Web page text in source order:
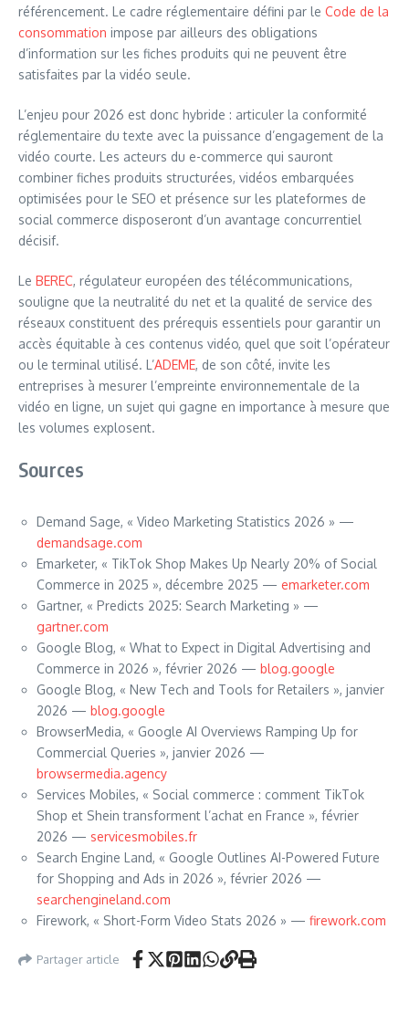
référencement. Le cadre réglementaire défini par le Code de la
consommation impose par ailleurs des obligations
d’information sur les fiches produits qui ne peuvent être
satisfaites par la vidéo seule.
L’enjeu pour 2026 est donc hybride : articuler la conformité
réglementaire du texte avec la puissance d’engagement de la
vidéo courte. Les acteurs du e-commerce qui sauront
combiner fiches produits structurées, vidéos embarquées
optimisées pour le SEO et présence sur les plateformes de
social commerce disposeront d’un avantage concurrentiel
décisif.
Le BEREC, régulateur européen des télécommunications,
souligne que la neutralité du net et la qualité de service des
réseaux constituent des prérequis essentiels pour garantir un
accès équitable à ces contenus vidéo, quel que soit l’opérateur
ou le terminal utilisé. L’ADEME, de son côté, invite les
entreprises à mesurer l’empreinte environnementale de la
vidéo en ligne, un sujet qui gagne en importance à mesure que
les volumes explosent.
Sources
Demand Sage, « Video Marketing Statistics 2026 » —
demandsage.com
Emarketer, « TikTok Shop Makes Up Nearly 20% of Social
Commerce in 2025 », décembre 2025 — emarketer.com
Gartner, « Predicts 2025: Search Marketing » —
gartner.com
Google Blog, « What to Expect in Digital Advertising and
Commerce in 2026 », février 2026 — blog.google
Google Blog, « New Tech and Tools for Retailers », janvier
2026 — blog.google
BrowserMedia, « Google AI Overviews Ramping Up for
Commercial Queries », janvier 2026 —
browsermedia.agency
Services Mobiles, « Social commerce : comment TikTok
Shop et Shein transforment l’achat en France », février
2026 — servicesmobiles.fr
Search Engine Land, « Google Outlines AI-Powered Future
for Shopping and Ads in 2026 », février 2026 —
searchengineland.com
Firework, « Short-Form Video Stats 2026 » — firework.com
Partager article